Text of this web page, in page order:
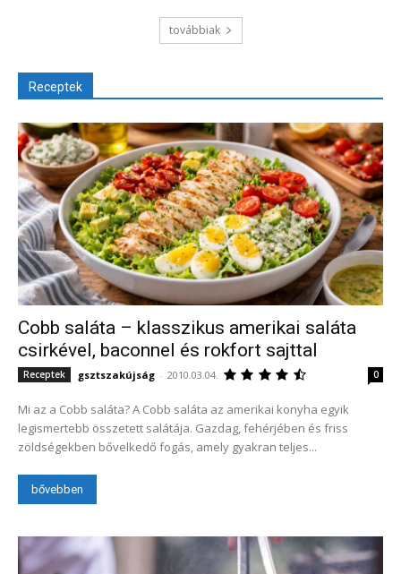
továbbiak
Receptek
Cobb saláta – klasszikus amerikai saláta
csirkével, baconnel és rokfort sajttal
Receptek gsztszakújság - 2010.03.04. 0
Mi az a Cobb saláta? A Cobb saláta az amerikai konyha egyik
legismertebb összetett salátája. Gazdag, fehérjében és friss
zöldségekben bővelkedő fogás, amely gyakran teljes...
bővebben